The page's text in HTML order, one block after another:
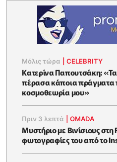
Μόλις τώρα |CELEBRITY
Κατερίνα Παπουτσάκη:
πέρασα κάποια πράγματα
κοσμοθεωρία μου»
Πριν 3 λεπτά |OMADA
Μυστήριο με Βινίσιους
φωτογραφίες του από το